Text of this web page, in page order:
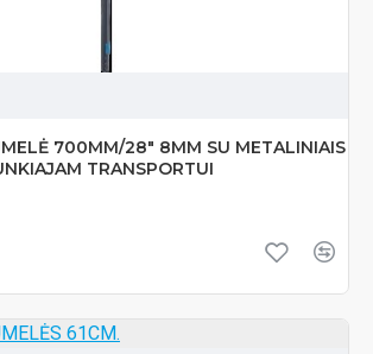
700MM/28" 8MM SU METALINIAIS
TRANSPORTUI